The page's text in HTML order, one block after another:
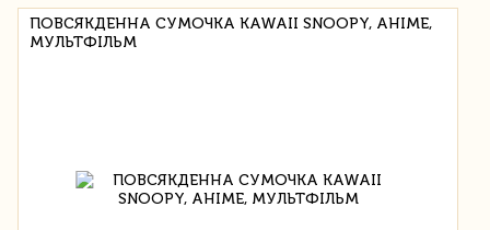
ПОВСЯКДЕННА СУМОЧКА KAWAII SNOOPY, АНІМЕ,
МУЛЬТФІЛЬМ